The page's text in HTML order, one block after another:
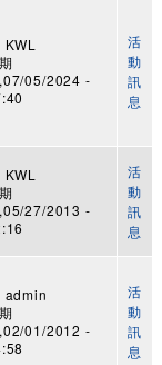
KWL
05/2024 -
活
動
訊
息
KWL
27/2013 -
活
動
訊
息
admin
01/2012 -
活
動
訊
息